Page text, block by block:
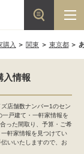
購入 関東 東京都
入情報
店舗数ナンバー1のセン
戸建て・一軒家情報を
った間取り、予算・ご希
軒家情報を見つけてい
いいたしますので、お